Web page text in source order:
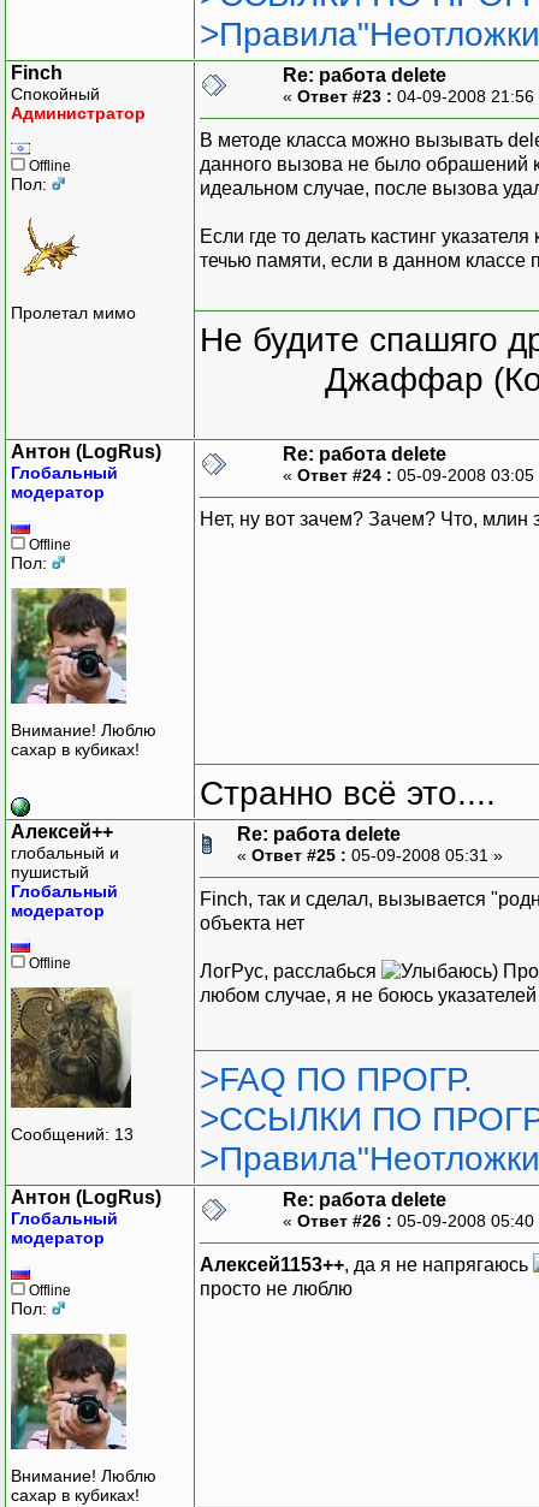
Finch
Спокойный
Администратор
Offline
Пол:
Пролетал мимо
Re: работа delete
« Ответ #23 : 04-09-2008
В методе класса можно вызывать
данного вызова не было обрашений
идеальном случае, после вызова
Если где то делать кастинг
течью памяти, если в данном
Не будите спашяго
Джаффар
Антон (LogRus)
Глобальный
модератор
Offline
Пол:
Внимание! Люблю
сахар в кубиках!
Re: работа delete
« Ответ #24 : 05-09-2008
Нет, ну вот зачем? Зачем? Что, млин
Странно всё это....
Алексей++
глобальный и
пушистый
Глобальный
модератор
Offline
Сообщений: 13
Re: работа delete
« Ответ #25 : 05-09-2008 05:31 »
Finch, так и сделал, вызывается
объекта нет
ЛогРус, расслабься
)
любом случае, я не боюсь
>FAQ ПО ПРОГР.
>ССЫЛКИ ПО
Антон (LogRus)
Глобальный
модератор
Offline
Пол:
Внимание! Люблю
сахар в кубиках!
Re: работа delete
« Ответ #26 : 05-09-2008
Алексей1153++, да я не напрягаюсь
просто не люблю